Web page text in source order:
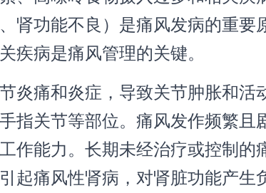
肾功能不良）是痛风发病的重要
疾病是痛风管理的关键。
炎痛和炎症，导致关节肿胀和活
指关节等部位。痛风发作频繁且
作能力。长期未经治疗或控制的
起痛风性肾病，对肾脏功能产生